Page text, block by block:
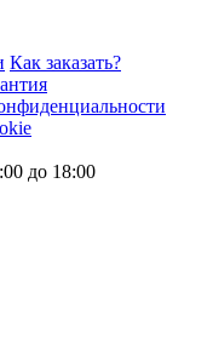
Как заказать?
до 18:00